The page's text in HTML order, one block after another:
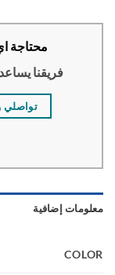
محتاجة اي
فريقنا يساعدك
تواصلي
إضافية